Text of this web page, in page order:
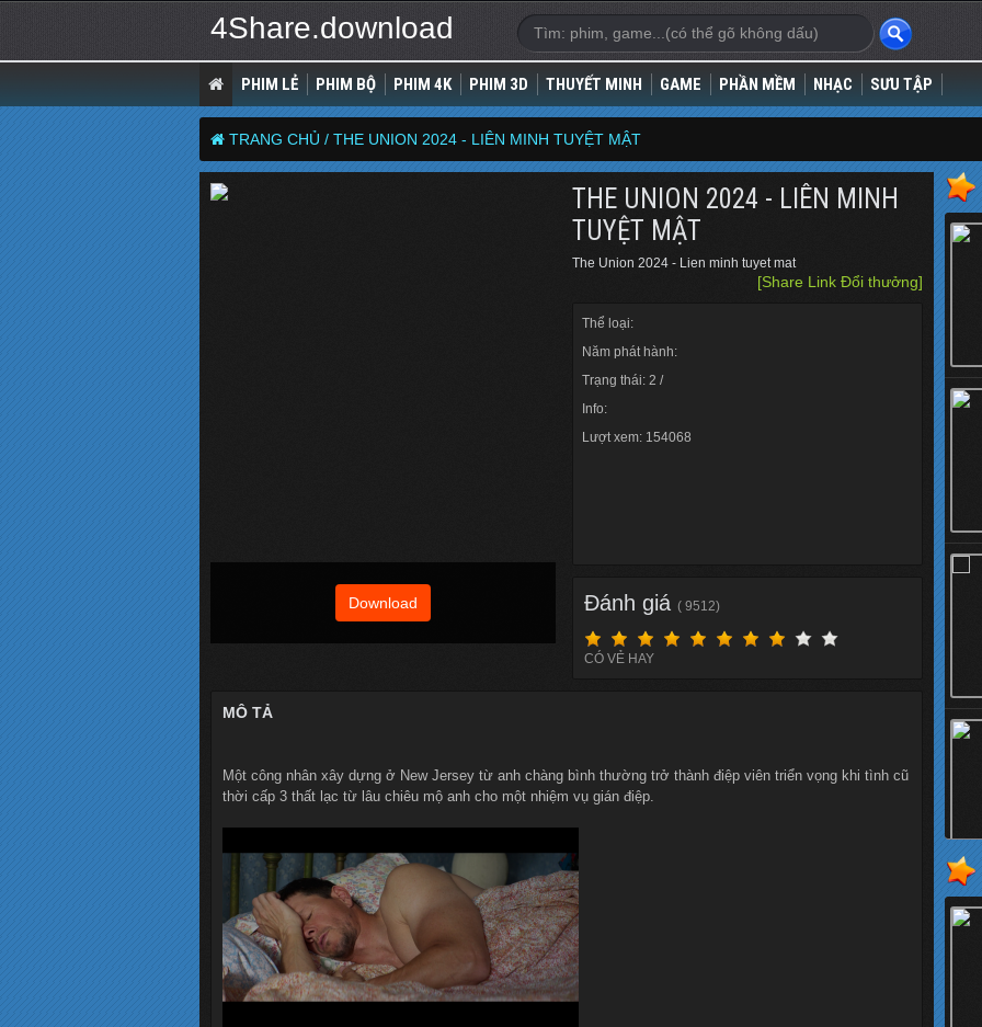
4Share.download
PHIM LẺ PHIM BỘ PHIM 4K PHIM 3D THUYẾT MINH GAME PHẦN MỀM NHẠC SƯU TẬP
TRANG CHỦ / THE UNION 2024 - LIÊN MINH TUYỆT MẬT
Download
THE UNION 2024 - LIÊN MINH
TUYỆT MẬT
The Union 2024 - Lien minh tuyet mat
[Share Link Đổi thưởng]
Thể loại:
Năm phát hành:
Trạng thái: 2 /
Info:
Lượt xem: 154068
Đánh giá ( 9512)
CÓ VẺ HAY
MÔ TẢ
Một công nhân xây dựng ở New Jersey từ anh chàng bình thường trở thành điệp viên triển vọng khi tình cũ
thời cấp 3 thất lạc từ lâu chiêu mộ anh cho một nhiệm vụ gián điệp.